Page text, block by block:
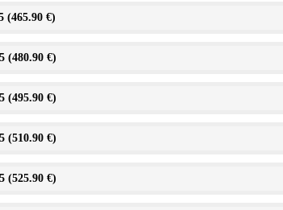
(465.90 €)
(480.90 €)
(495.90 €)
(510.90 €)
(525.90 €)